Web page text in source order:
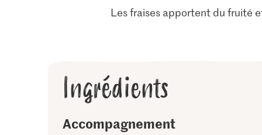
Les fraises apportent du fruité
Ingrédients
Accompagnement